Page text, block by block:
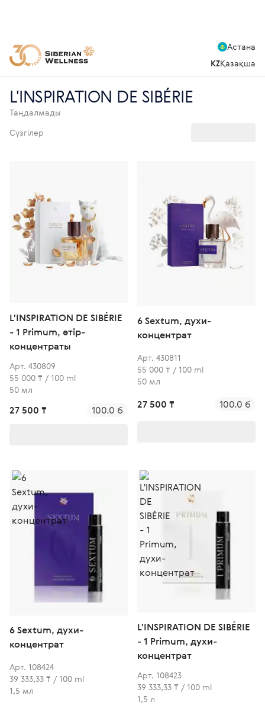
Астана
KZҚазақша
L'INSPIRATION DE SIBÉRIE
Таңдалмады
Сүзгілер
L'INSPIRATION DE SIBÉRIE
- 1 Primum, әтір-
концентраты
Арт. 430809
55 000 ₸ / 100 ml
50 мл
27 500 ₸ 100.0 б
6 Sextum, духи-
концентрат
Арт. 430811
55 000 ₸ / 100 ml
50 мл
27 500 ₸ 100.0 б
6 Sextum, духи-
концентрат
Арт. 108424
39 333,33 ₸ / 100 ml
1,5 мл
L'INSPIRATION DE SIBÉRIE
- 1 Primum, духи-
концентрат
Арт. 108423
39 333,33 ₸ / 100 ml
1,5 л